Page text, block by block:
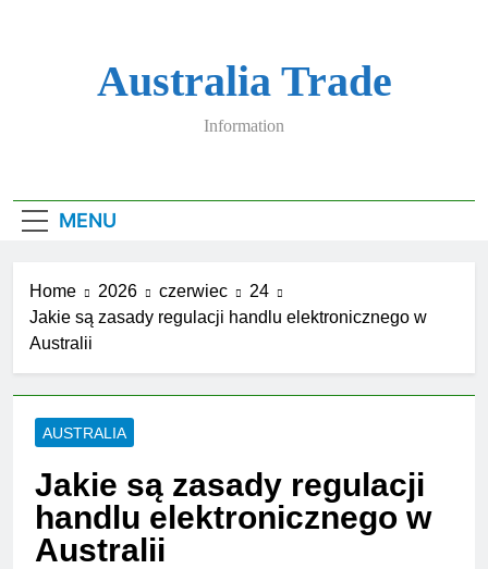
Australia Trade
Information
MENU
Home 2026 czerwiec
24
Jakie są zasady regulacji handlu elektronicznego w
Australii
AUSTRALIA
Jakie są zasady regulacji
handlu elektronicznego w
Australii